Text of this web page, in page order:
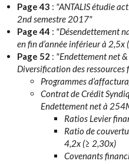
Page 43 : "ANTALIS étudie
2nd semestre 2017"
Page 44 : "Désendettement
en fin d’année inférieur à
Page 52 : "Endettement net
Diversification des ressources
Programmes
Contrat de Crédit
Endettement net à
Ratios Levier
Ratio de
4,2x (≥ 2,30x)
Covenants